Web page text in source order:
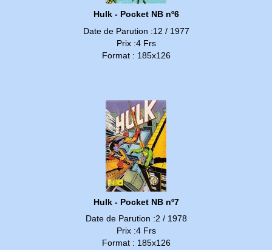
Hulk - Pocket NB nº6
Date de Parution :12 / 1977
Prix :4 Frs
Format : 185x126
Hulk - Pocket NB nº7
Date de Parution :2 / 1978
Prix :4 Frs
Format : 185x126